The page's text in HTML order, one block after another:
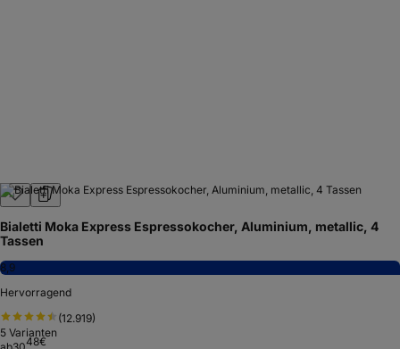
Bialetti Moka Express Espressokocher, Aluminium, metallic, 4
Tassen
8,9
Hervorragend
(12.919)
5 Varianten
48€